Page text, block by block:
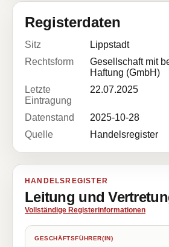
Registerdaten
Sitz
Lippstadt
Rechtsform
Gesellschaft mit
Haftung (GmbH)
Letzte
Eintragung
22.07.2025
Datenstand
2025-10-28
Quelle
Handelsregister
HANDELSREGISTER
Leitung und
Vollständige Registerinformationen
GESCHÄFTSFÜHRER(IN)